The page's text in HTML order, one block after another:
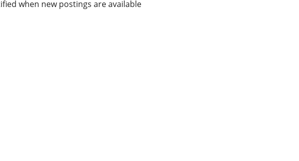
when new postings are available